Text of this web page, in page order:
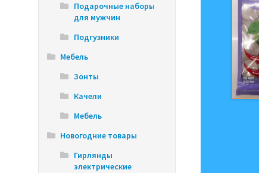
Подарочные наборы
для мужчин
Подгузники
Мебель
Зонты
Качели
Мебель
Новогодние товары
Гирлянды
электрические